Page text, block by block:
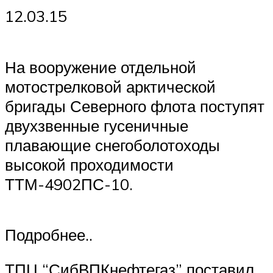
12.03.15
На вооружение отдельной
мотострелковой арктической
бригады Северного флота поступят
двухзвенные гусеничные
плавающие снегоболотоходы
высокой проходимости
ТТМ-4902ПС-10.
Подробнее..